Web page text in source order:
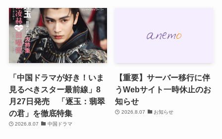
「中国ドラマが好き！いま
見るべきスター最前線」8
月27日発売 「逐玉：翡翠
の君」を徹底特集
2026.8.07 中国ドラマ
【重要】サーバー移行に伴
うWebサイト一時休止のお
知らせ
2026.8.07 お知らせ